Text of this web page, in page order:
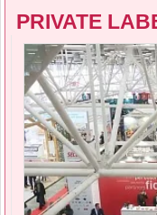
PRIVATE